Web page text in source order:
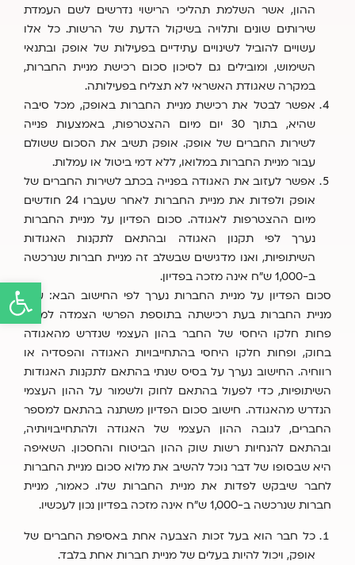
ההון, אשר השלמת תהליכי הרישוי נדרשים לשם העמדת
שירותים שונים ותלויה בשיקול הדעת של הרשות. כל אלו
עשויים להוביל לשינויים עתידיים בפעילות של אופק ובתנאי
השימוש, ומובילים גם לסיכון סכום רכישת מניית החברות,
במקרה שאגודת האשראי לא תצליח בפעילותה.
אפשר לבטל את רכישת מניית החברות באופק, מכל סיבה
שהיא, בתוך 30 יום מיום ההצטרפות, באמצעות פנייה
לשירות החברים של אופק. אופק תשיב את הסכום ששולם
עבור מניית החברות במלואו, ללא דמי ביטול או עמלות.
אפשר לעזוב את האגודה בפנייה בכתב לשירות החברים של
אופק ולפדות את מניית החברות לאחר שעברו 24 חודשים
מיום ההצטרפות לאגודה. סכום הפדיון על מניית החברות
נערך לפי תקנון האגודה ובהתאם לתקנות האגודות
השיתופיות, ואנו מדגישים שבשלב זה מניית חברות שנרכשה
ב-1,000 ש"ח אינה מזכה בפדיון
.
סכום הפדיון על מניית החברות נערך לפי החישוב הבא: ערך
מניית החברות בעת רכישתה בתוספת הפרשי הצמדה למדד,
פחות חלקו היחסי של החבר בהון העצמי שנדרש מהאגודה
בחוק, ופחות חלקו היחסי בהתחייבויות האגודה והפסדיה או
רווחיה. החישוב נערך על בסיס שנתי בהתאם לתקנות האגודות
השיתופיות, כדי לפעול בהתאם לחוק ולשמור על ההון העצמי
הנדרש מהאגודה. חישוב סכום הפדיון משתנה בהתאם למספר
החברים, לגובה ההון העצמי של האגודה ולהתחייבויותיה,
ובהתאם להנחיות רשות שוק ההון הביטוח והחסכון. השאיפה
היא שבסופו של דבר נוכל להשיב את מלוא סכום מניית החברות
לחבר שיבקש לפדות את מניית החברות שלו. כאמור, מניית
חברות שנרכשה ב-1,000 ש"ח אינה מזכה בפדיון נכון לעכשיו.
כל חבר הוא בעל זכות הצבעה אחת באסיפת החברים של
אופק, ויכול להיות בעלים של מניית חברות אחת בלבד.